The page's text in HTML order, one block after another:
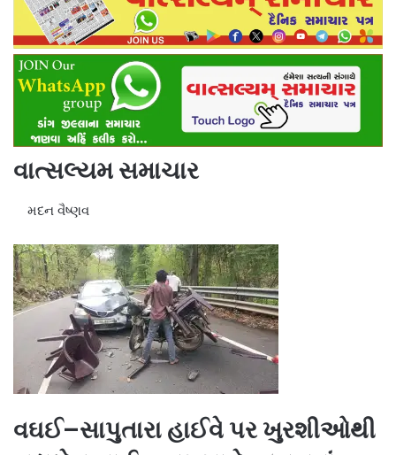
વાત્સલ્યમ સમાચાર
મદન વૈષ્ણવ
વઘઈ–સાપુતારા હાઈવે પર ખુરશીઓથી